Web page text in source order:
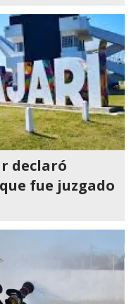
declaró
fue juzgado